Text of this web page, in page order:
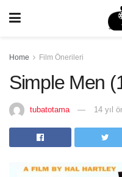
Home Film Önerileri
Simple Men
tubatotama 14 yıl